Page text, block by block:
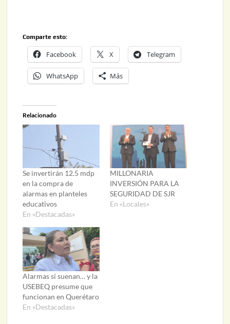
Comparte esto:
Facebook X Telegram
WhatsApp Más
Relacionado
Se invertirán 12.5 mdp
en la compra de
alarmas en planteles
educativos
En «Destacadas»
MILLONARIA
INVERSIÓN PARA LA
SEGURIDAD DE SJR
En «Locales»
Alarmas sí suenan… y la
USEBEQ presume que
funcionan en Querétaro
En «Destacadas»